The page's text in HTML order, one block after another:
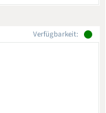
Verfügbarkeit: